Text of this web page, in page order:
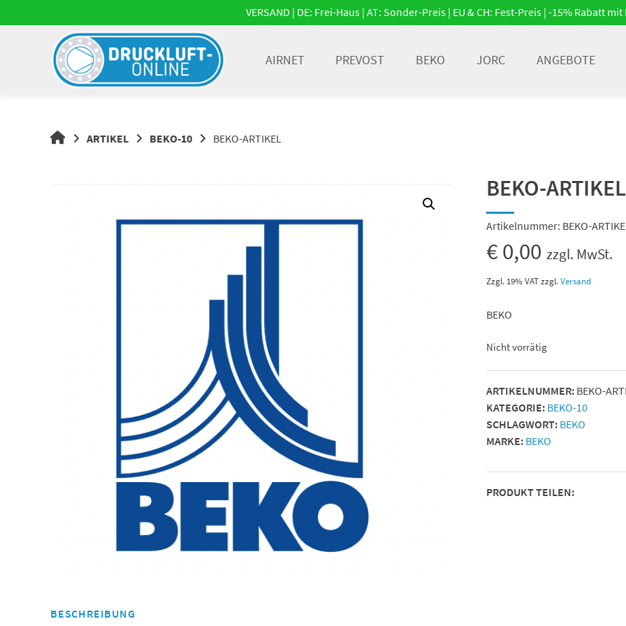
zum
VERSAND | DE: Frei-Haus | AT: Sonder-Preis | EU & CH: Fest-Preis | -15% Rabatt
AIRNET PREVOST BEKO JORC ANGEBOTE
DRUCKLUFT-
ROHRSYSTEME,
ARTIKEL BEKO-10 BEKO-ARTIKEL
BEKO-ARTIKEL
Artikelnummer: BEKO-
€0,00 zzgl. MwSt.
Zzgl. 19% VATzzgl.Versand
BEKO
Nicht vorrätig
ARTIKELNUMMER: BEKO-
KATEGORIE: BEKO-10
SCHLAGWORT: BEKO
MARKE: BEKO
PRODUKT TEILEN:
BESCHREIBUNG